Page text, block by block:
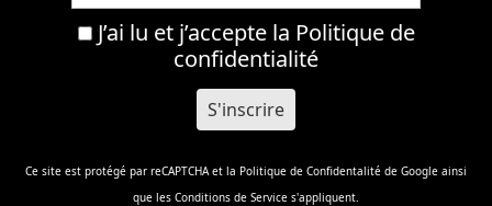
J’ai lu et j’accepte la Politique de
confidentialité
Ce site est protégé par reCAPTCHA et la Politique de Confidentalité de Google ainsi
que les Conditions de Service s'appliquent.